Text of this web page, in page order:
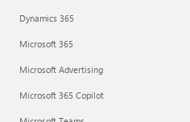
Dynamics 365
Microsoft 365
Microsoft Advertising
Microsoft 365 Copilot